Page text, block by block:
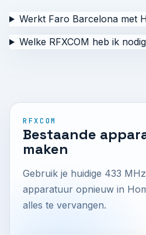
Werkt Faro Barcelona met
Welke RFXCOM heb ik
RFXCOM
Bestaande
maken
Gebruik je huidige 433
apparatuur opnieuw in
alles te vervangen.